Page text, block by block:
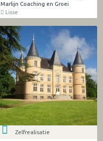
Marlijn Coaching en Groei
Lisse
Zelfrealisatie